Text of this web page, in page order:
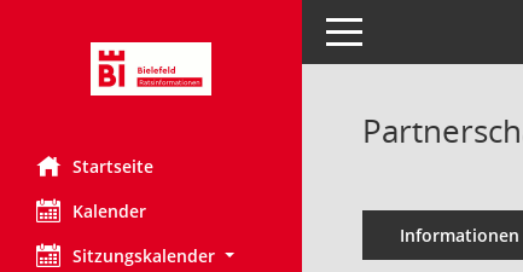
Startseite
Kalender
Sitzungskalender
Toggle navigation
Informationen